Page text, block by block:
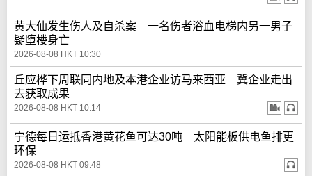
黄大仙发生伤人及自杀案 一名伤者浴血电梯内另一男子
疑堕楼身亡
2026-08-08 HKT 10:30
丘应桦下周联同内地及本港企业访马来西亚 冀企业走出
去获取成果
2026-08-08 HKT 10:14
宁德每日运抵香港黄花鱼可达30吨 太阳能板供电鱼排更
环保
2026-08-08 HKT 09:48